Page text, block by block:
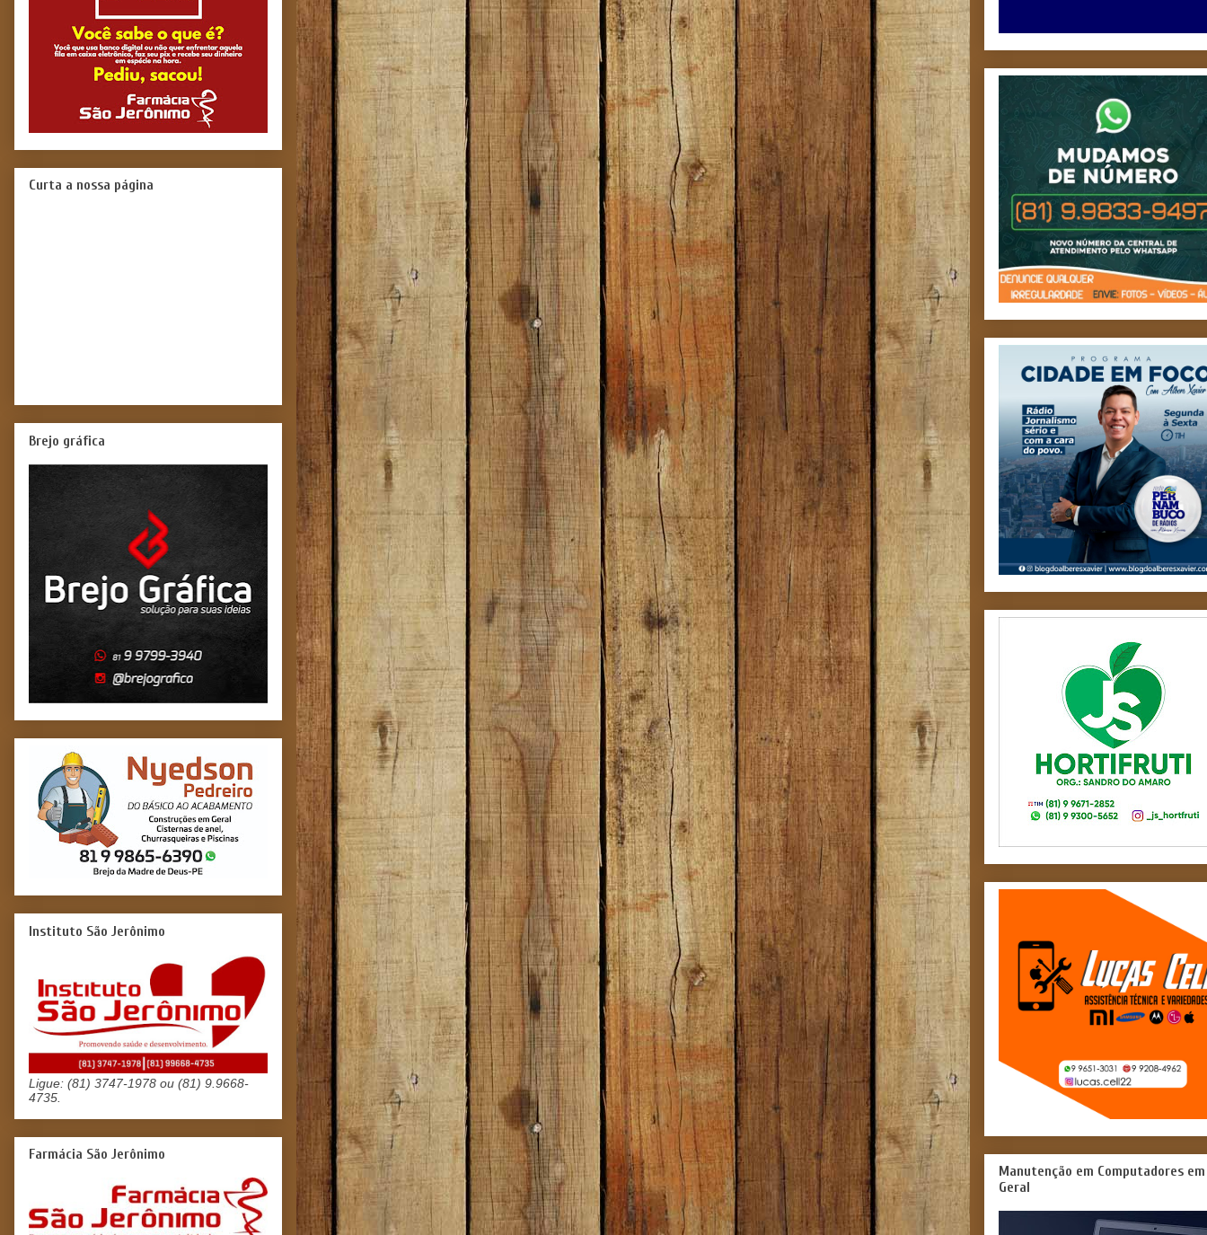
Curta a nossa página
Brejo gráfica
Instituto São Jerônimo
Ligue: (81) 3747-1978 ou (81) 9.9668-
4735.
Farmácia São Jerônimo
Manutenção em Computadores em
Geral